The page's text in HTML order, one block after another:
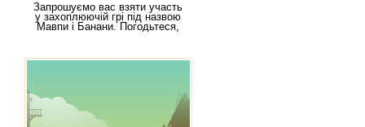
Запрошуємо вас взяти участь
у захоплюючій грі під назвою
Мавпи і Банани. Погодьтеся,